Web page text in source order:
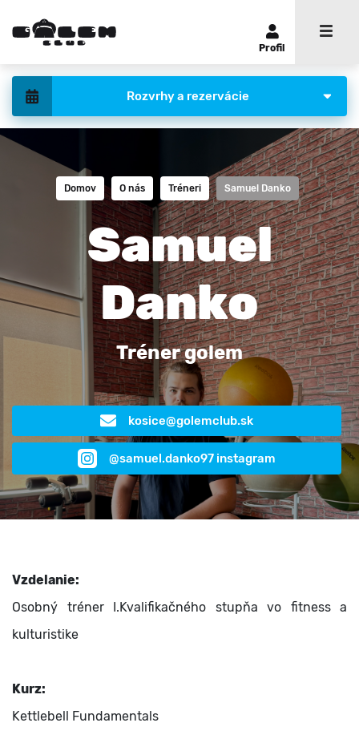
Profil
Rozvrhy a rezervácie
Domov O nás Tréneri Samuel Danko
Samuel
Danko
Tréner golem
kosice@golemclub.sk
@samuel.danko97 instagram
Vzdelanie:
Osobný tréner I.Kvalifikačného stupňa vo fitness a
kulturistike
Kurz:
Kettlebell Fundamentals